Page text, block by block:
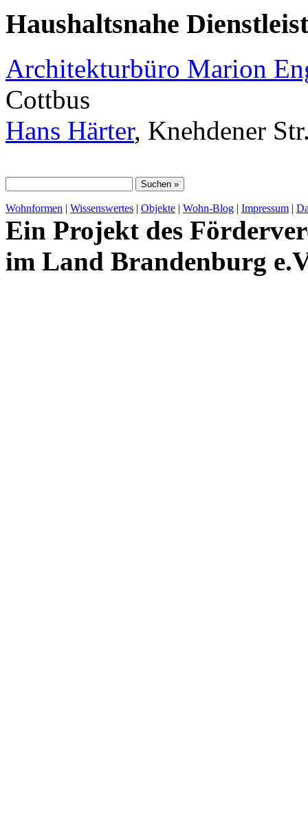
Haushaltsnahe
Architekturbüro Marion
Cottbus
Hans Härter, Knehdener
Wohnformen | Wissenswertes | Objekte | Wohn-Blog | Impressum |
Ein Projekt des
im Land Brandenburg